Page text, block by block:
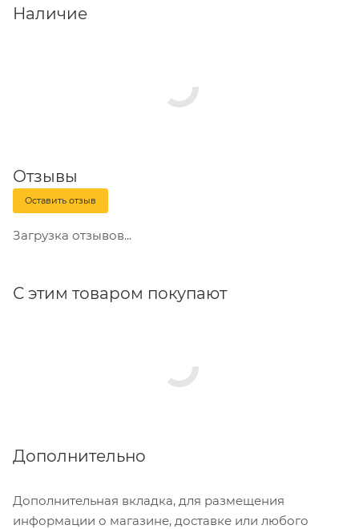
проводке.
Обеспечение быстрого доступа к проводке в
Наличие
Отзывы
Оставить отзыв
Загрузка отзывов...
С этим товаром покупают
Дополнительно
Дополнительная вкладка, для размещения
информации о магазине, доставке или любого